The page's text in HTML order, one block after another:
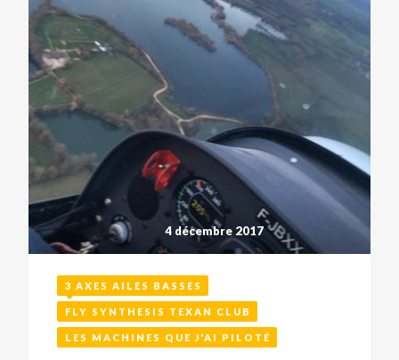
4 décembre 2017
3 AXES AILES BASSES
FLY SYNTHESIS TEXAN CLUB
LES MACHINES QUE J'AI PILOTÉ